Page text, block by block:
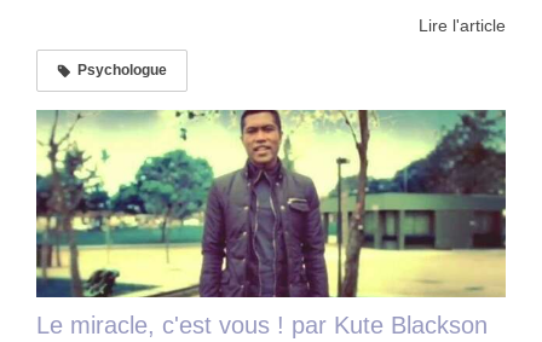
Lire l'article
Psychologue
Le miracle, c'est vous ! par Kute Blackson